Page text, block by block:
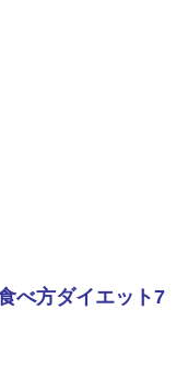
べ方ダイエット7